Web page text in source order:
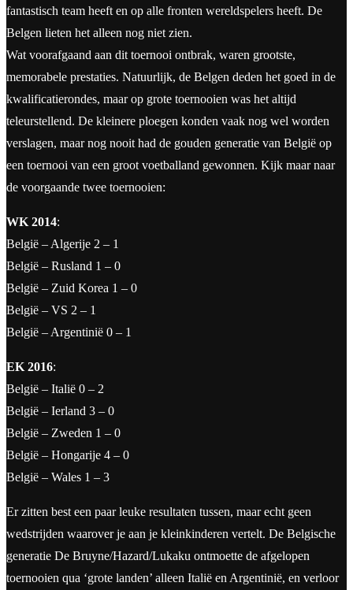
fantastisch team heeft en op alle fronten wereldspelers heeft. De
Belgen lieten het alleen nog niet zien.
Wat voorafgaand aan dit toernooi ontbrak, waren grootste,
memorabele prestaties. Natuurlijk, de Belgen deden het goed in de
kwalificatierondes, maar op grote toernooien was het altijd
teleurstellend. De kleinere ploegen konden vaak nog wel worden
verslagen, maar nog nooit had de gouden generatie van België op
een toernooi van een groot voetballand gewonnen. Kijk maar naar
de voorgaande twee toernooien:
WK 2014:
België – Algerije 2 – 1
België – Rusland 1 – 0
België – Zuid Korea 1 – 0
België – VS 2 – 1
België – Argentinië 0 – 1
EK 2016:
België – Italië 0 – 2
België – Ierland 3 – 0
België – Zweden 1 – 0
België – Hongarije 4 – 0
België – Wales 1 – 3
Er zitten best een paar leuke resultaten tussen, maar echt geen
wedstrijden waarover je aan je kleinkinderen vertelt. De Belgische
generatie De Bruyne/Hazard/Lukaku ontmoette de afgelopen
toernooien qua ‘grote landen’ alleen Italië en Argentinië, en verloor